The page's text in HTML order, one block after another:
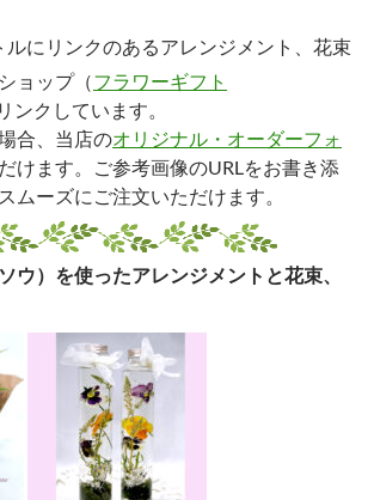
ルにリンクのあるアレンジメント、花束
ョップ（フラワーギフト
ンクしています。
合、当店のオリジナル・オーダーフォ
けます。ご参考画像のURLをお書き添
ムーズにご注文いただけます。
ウ）を使ったアレンジメントと花束、